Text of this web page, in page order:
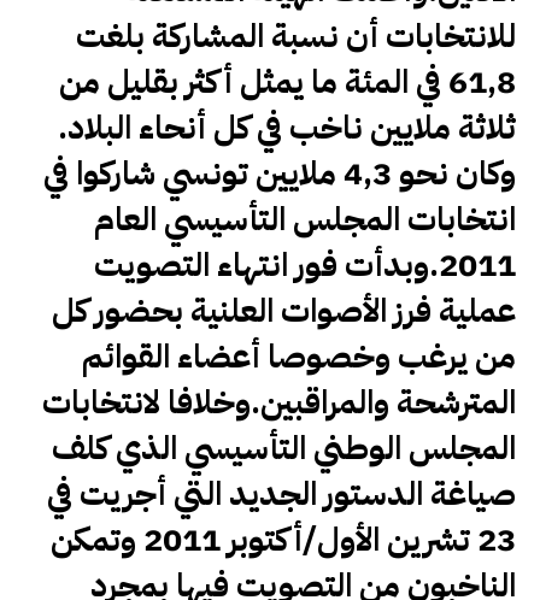
للانتخابات أن نسبة المشاركة بلغت
61,8 في المئة ما يمثل أكثر بقليل من
ثلاثة ملايين ناخب في كل أنحاء البلاد.
وكان نحو 4,3 ملايين تونسي شاركوا في
انتخابات المجلس التأسيسي العام
2011.وبدأت فور انتهاء التصويت
عملية فرز الأصوات العلنية بحضور كل
من يرغب وخصوصا أعضاء القوائم
المترشحة والمراقبين.وخلافا لانتخابات
المجلس الوطني التأسيسي الذي كلف
صياغة الدستور الجديد التي أجريت في
23 تشرين الأول/أكتوبر 2011 وتمكن
الناخبون من التصويت فيها بمجرد